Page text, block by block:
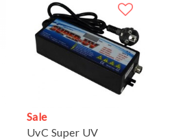
Sale
UvC Super UV